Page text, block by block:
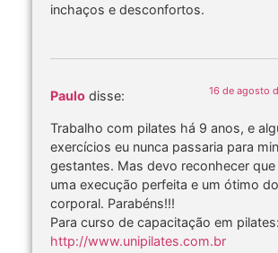
inchaços e desconfortos.
Paulo disse: 16 de agosto
Trabalho com pilates há 9 anos, e
exercícios eu nunca passaria para
gestantes. Mas devo reconhecer
uma execução perfeita e um ótimo
corporal. Parabéns!!!
Para curso de capacitação em pilates:
http://www.unipilates.com.br